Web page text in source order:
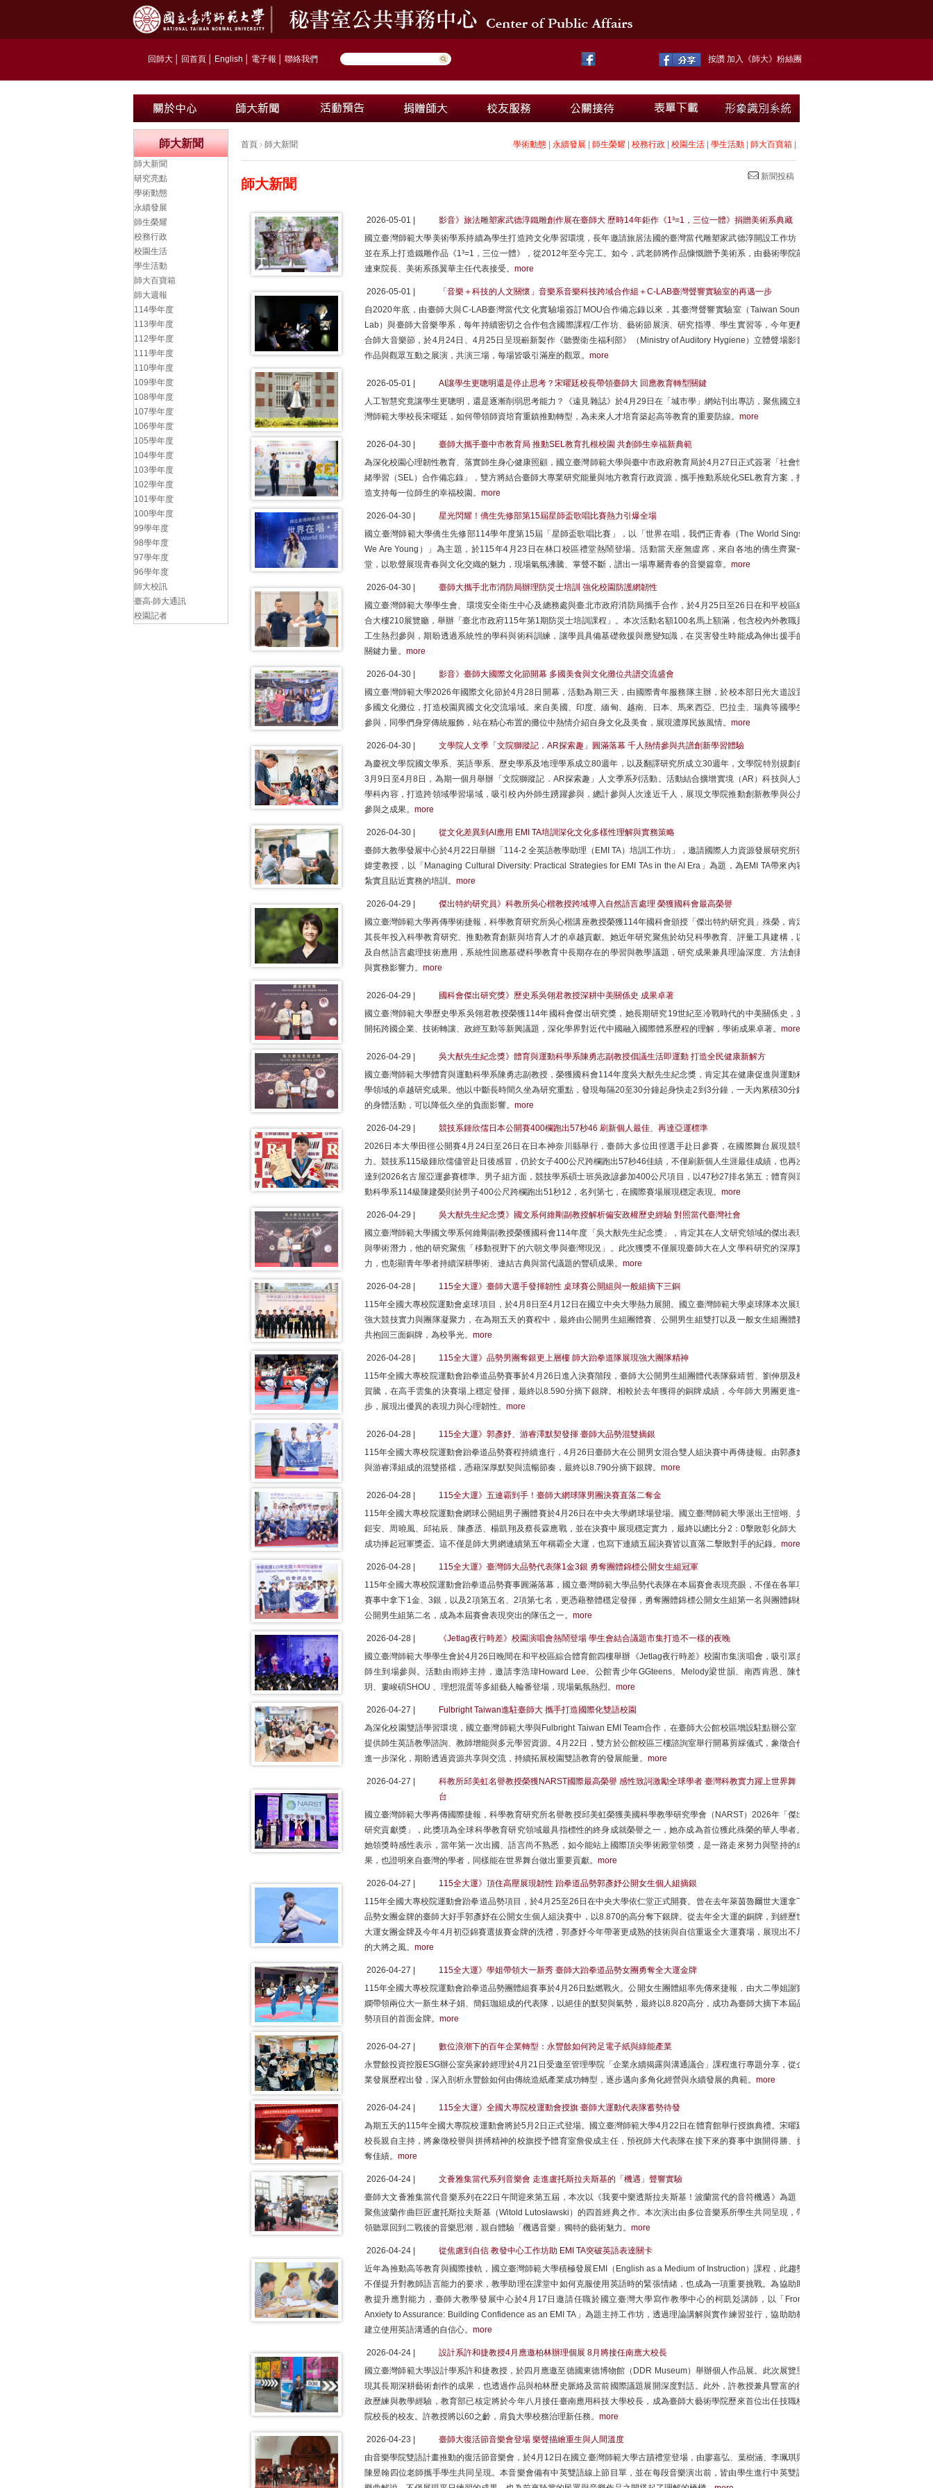
回師大 回首頁 English 電子報 聯絡我們 按讚 加入《師大》粉絲團
首頁 › 師大新聞 學術動態 永續發展 師生榮耀 校務行政 校園生活 學生活動 師大百寶箱
新聞投稿
師大新聞
2026-05-01 |
影音》旅法雕塑家武德淳鐵雕創作展在臺師大 歷時14年鉅作《1³=1，三位一體》捐贈美術系典藏
國立臺灣師範大學美術學系持續為學生打造跨文化學習環境，長年邀請旅居法國的臺灣當代雕塑家武德淳開設工作坊，
並在系上打造鐵雕作品《1³=1，三位一體》，從2012年至今完工。如今，武老師將作品慷慨贈予美術系，由藝術學院莊
連東院長、美術系孫翼華主任代表接受。 more
2026-05-01 |
「音樂＋科技的人文關懷」音樂系音樂科技跨域合作組＋C-LAB臺灣聲響實驗室的再邁一步
自2020年底，由臺師大與C-LAB臺灣當代文化實驗場簽訂MOU合作備忘錄以來，其臺灣聲響實驗室（Taiwan Sound
Lab）與臺師大音樂學系，每年持續密切之合作包含國際課程/工作坊、藝術節展演、研究指導、學生實習等，今年更配
合師大音樂節，於4月24日、4月25日呈現嶄新製作《聽覺衛生福利部》（Ministry of Auditory Hygiene）立體聲場影音
作品與觀眾互動之展演，共演三場，每場皆吸引滿座的觀眾。 more
2026-05-01 |
AI讓學生更聰明還是停止思考？宋曜廷校長帶領臺師大 回應教育轉型關鍵
人工智慧究竟讓學生更聰明，還是逐漸削弱思考能力？《遠見雜誌》於4月29日在「城市學」網站刊出專訪，聚焦國立臺
灣師範大學校長宋曜廷，如何帶領師資培育重鎮推動轉型，為未來人才培育築起高等教育的重要防線。 more
2026-04-30 |
臺師大攜手臺中市教育局 推動SEL教育扎根校園 共創師生幸福新典範
為深化校園心理韌性教育、落實師生身心健康照顧，國立臺灣師範大學與臺中市政府教育局於4月27日正式簽署「社會情
緒學習（SEL）合作備忘錄」，雙方將結合臺師大專業研究能量與地方教育行政資源，攜手推動系統化SEL教育方案，打
造支持每一位師生的幸福校園。 more
2026-04-30 |
星光閃耀！僑生先修部第15屆星師盃歌唱比賽熱力引爆全場
國立臺灣師範大學僑生先修部114學年度第15屆「星師盃歌唱比賽」，以「世界在唱，我們正青春（The World Sings,
We Are Young）」為主題，於115年4月23日在林口校區禮堂熱鬧登場。活動當天座無虛席，來自各地的僑生齊聚一
堂，以歌聲展現青春與文化交織的魅力，現場氣氛沸騰、掌聲不斷，譜出一場專屬青春的音樂篇章。 more
2026-04-30 |
臺師大攜手北市消防局辦理防災士培訓 強化校園防護網韌性
國立臺灣師範大學學生會、環境安全衛生中心及總務處與臺北市政府消防局攜手合作，於4月25日至26日在和平校區綜
合大樓210展覽廳，舉辦「臺北市政府115年第1期防災士培訓課程」。本次活動名額100名馬上額滿，包含校內外教職員
工生熱烈參與，期盼透過系統性的學科與術科訓練，讓學員具備基礎救援與應變知識，在災害發生時能成為伸出援手的
關鍵力量。 more
2026-04-30 |
影音》臺師大國際文化節開幕 多國美食與文化攤位共譜交流盛會
國立臺灣師範大學2026年國際文化節於4月28日開幕，活動為期三天，由國際青年服務隊主辦，於校本部日光大道設置
多國文化攤位，打造校園異國文化交流場域。來自美國、印度、緬甸、越南、日本、馬來西亞、巴拉圭、瑞典等國學生
參與，同學們身穿傳統服飾，站在精心布置的攤位中熱情介紹自身文化及美食，展現濃厚民族風情。 more
2026-04-30 |
文學院人文季「文院獅蹤記．AR探索趣」圓滿落幕 千人熱情參與共譜創新學習體驗
為慶祝文學院國文學系、英語學系、歷史學系及地理學系成立80週年，以及翻譯研究所成立30週年，文學院特別規劃自
3月9日至4月8日，為期一個月舉辦「文院獅蹤記．AR探索趣」人文季系列活動。活動結合擴增實境（AR）科技與人文
學科內容，打造跨領域學習場域，吸引校內外師生踴躍參與，總計參與人次達近千人，展現文學院推動創新教學與公共
參與之成果。 more
2026-04-30 |
從文化差異到AI應用 EMI TA培訓深化文化多樣性理解與實務策略
臺師大教學發展中心於4月22日舉辦「114-2 全英語教學助理（EMI TA）培訓工作坊」，邀請國際人力資源發展研究所張
媁雯教授，以「Managing Cultural Diversity: Practical Strategies for EMI TAs in the AI Era」為題，為EMI TA帶來內容
紮實且貼近實務的培訓。 more
2026-04-29 |
傑出特約研究員》科教所吳心楷教授跨域導入自然語言處理 榮獲國科會最高榮譽
國立臺灣師範大學再傳學術捷報，科學教育研究所吳心楷講座教授榮獲114年國科會頒授「傑出特約研究員」殊榮，肯定
其長年投入科學教育研究、推動教育創新與培育人才的卓越貢獻。她近年研究聚焦於幼兒科學教育、評量工具建構，以
及自然語言處理技術應用，系統性回應基礎科學教育中長期存在的學習與教學議題，研究成果兼具理論深度、方法創新
與實務影響力。 more
2026-04-29 |
國科會傑出研究獎》歷史系吳翎君教授深耕中美關係史 成果卓著
國立臺灣師範大學歷史學系吳翎君教授榮獲114年國科會傑出研究獎，她長期研究19世紀至冷戰時代的中美關係史，並
開拓跨國企業、技術轉讓、政經互動等新興議題，深化學界對近代中國融入國際體系歷程的理解，學術成果卓著。 more
2026-04-29 |
吳大猷先生紀念獎》體育與運動科學系陳勇志副教授倡議生活即運動 打造全民健康新解方
國立臺灣師範大學體育與運動科學系陳勇志副教授，榮獲國科會114年度吳大猷先生紀念獎，肯定其在健康促進與運動科
學領域的卓越研究成果。他以中斷長時間久坐為研究重點，發現每隔20至30分鐘起身快走2到3分鐘，一天內累積30分鐘
的身體活動，可以降低久坐的負面影響。 more
2026-04-29 |
競技系鍾欣儒日本公開賽400欄跑出57秒46 刷新個人最佳、再達亞運標準
2026日本大學田徑公開賽4月24日至26日在日本神奈川縣舉行，臺師大多位田徑選手赴日參賽，在國際舞台展現競爭
力。競技系115級鍾欣儒儘管赴日後感冒，仍於女子400公尺跨欄跑出57秒46佳績，不僅刷新個人生涯最佳成績，也再次
達到2026名古屋亞運參賽標準。男子組方面，競技學系碩士班吳政諺參加400公尺項目，以47秒27排名第五；體育與運
動科學系114級陳建榮則於男子400公尺跨欄跑出51秒12，名列第七，在國際賽場展現穩定表現。 more
2026-04-29 |
吳大猷先生紀念獎》國文系何維剛副教授解析偏安政權歷史經驗 對照當代臺灣社會
國立臺灣師範大學國文學系何維剛副教授榮獲國科會114年度「吳大猷先生紀念獎」，肯定其在人文研究領域的傑出表現
與學術潛力，他的研究聚焦「移動視野下的六朝文學與臺灣現況」。此次獲獎不僅展現臺師大在人文學科研究的深厚實
力，也彰顯青年學者持續深耕學術、連結古典與當代議題的豐碩成果。 more
2026-04-28 |
115全大運》臺師大選手發揮韌性 桌球賽公開組與一般組摘下三銅
115年全國大專校院運動會桌球項目，於4月8日至4月12日在國立中央大學熱力展開。國立臺灣師範大學桌球隊本次展現
強大競技實力與團隊凝聚力，在為期五天的賽程中，最終由公開男生組團體賽、公開男生組雙打以及一般女生組團體賽
共抱回三面銅牌，為校爭光。 more
2026-04-28 |
115全大運》品勢男團奪銀更上層樓 師大跆拳道隊展現強大團隊精神
115年全國大專校院運動會跆拳道品勢賽事於4月26日進入決賽階段，臺師大公開男生組團體代表隊蘇靖哲、劉伸朋及柳
賀騰，在高手雲集的決賽場上穩定發揮，最終以8.590分摘下銀牌。相較於去年獲得的銅牌成績，今年師大男團更進一
步，展現出優異的表現力與心理韌性。 more
2026-04-28 |
115全大運》郭彥妤、游睿澤默契發揮 臺師大品勢混雙摘銀
115年全國大專校院運動會跆拳道品勢賽程持續進行，4月26日臺師大在公開男女混合雙人組決賽中再傳捷報。由郭彥妤
與游睿澤組成的混雙搭檔，憑藉深厚默契與流暢節奏，最終以8.790分摘下銀牌。 more
2026-04-28 |
115全大運》五連霸到手！臺師大網球隊男團決賽直落二奪金
115年全國大專校院運動會網球公開組男子團體賽於4月26日在中央大學網球場登場。國立臺灣師範大學派出王愷翊、吳
鎧安、周曉風、邱祐辰、陳彥丞、楊凱翔及蔡長霖應戰，並在決賽中展現穩定實力，最終以總比分2：0擊敗彰化師大，
成功捧起冠軍獎盃。這不僅是師大男網連續第五年稱霸全大運，也寫下連續五屆決賽皆以直落二擊敗對手的紀錄。 more
2026-04-28 |
115全大運》臺灣師大品勢代表隊1金3銀 勇奪團體錦標公開女生組冠軍
115年全國大專校院運動會跆拳道品勢賽事圓滿落幕，國立臺灣師範大學品勢代表隊在本屆賽會表現亮眼，不僅在各單項
賽事中拿下1金、3銀，以及2項第五名、2項第七名，更憑藉整體穩定發揮，勇奪團體錦標公開女生組第一名與團體錦標
公開男生組第二名，成為本屆賽會表現突出的隊伍之一。 more
2026-04-28 |
《Jetlag夜行時差》校園演唱會熱鬧登場 學生會結合議題市集打造不一樣的夜晚
國立臺灣師範大學學生會於4月26日晚間在和平校區綜合體育館四樓舉辦《Jetlag夜行時差》校園市集演唱會，吸引眾多
師生到場參與。活動由雨婷主持，邀請李浩瑋Howard Lee、公館青少年GGteens、Melody梁世韻、南西肯恩、陳忻
玥、婁峻碩SHOU 、理想混蛋等多組藝人輪番登場，現場氣氛熱烈。 more
2026-04-27 |
Fulbright Taiwan進駐臺師大 攜手打造國際化雙語校園
為深化校園雙語學習環境，國立臺灣師範大學與Fulbright Taiwan EMI Team合作，在臺師大公館校區增設駐點辦公室，
提供師生英語教學諮詢、教師增能與多元學習資源。4月22日，雙方於公館校區三樓諮詢室舉行開幕剪綵儀式，象徵合作
進一步深化，期盼透過資源共享與交流，持續拓展校園雙語教育的發展能量。 more
2026-04-27 |
科教所邱美虹名譽教授榮獲NARST國際最高榮譽 感性致詞激勵全球學者 臺灣科教實力躍上世界舞
台
國立臺灣師範大學再傳國際捷報，科學教育研究所名譽教授邱美虹榮獲美國科學教學研究學會（NARST）2026年「傑出
研究貢獻獎」，此獎項為全球科學教育研究領域最具指標性的終身成就榮譽之一，她亦成為首位獲此殊榮的華人學者。
她領獎時感性表示，當年第一次出國、語言尚不熟悉，如今能站上國際頂尖學術殿堂領獎，是一路走來努力與堅持的成
果，也證明來自臺灣的學者，同樣能在世界舞台做出重要貢獻。 more
2026-04-27 |
115全大運》頂住高壓展現韌性 跆拳道品勢郭彥妤公開女生個人組摘銀
115年全國大專校院運動會跆拳道品勢項目，於4月25至26日在中央大學依仁堂正式開賽。曾在去年萊茵魯爾世大運拿下
品勢女團金牌的臺師大好手郭彥妤在公開女生個人組決賽中，以8.870的高分奪下銀牌。從去年全大運的銅牌，到經歷世
大運女團金牌及今年4月初亞錦賽選拔賽金牌的洗禮，郭彥妤今年帶著更成熟的技術與自信重返全大運賽場，展現出不凡
的大將之風。 more
2026-04-27 |
115全大運》學姐帶領大一新秀 臺師大跆拳道品勢女團勇奪全大運金牌
115年全國大專校院運動會跆拳道品勢團體組賽事於4月26日點燃戰火。公開女生團體組率先傳來捷報，由大二學姐謝寶
嫻帶領兩位大一新生林子娟、簡鈺珈組成的代表隊，以絕佳的默契與氣勢，最終以8.820高分，成功為臺師大摘下本屆品
勢項目的首面金牌。 more
2026-04-27 |
數位浪潮下的百年企業轉型：永豐餘如何跨足電子紙與綠能產業
永豐餘投資控股ESG辦公室吳家鈴經理於4月21日受邀至管理學院「企業永續揭露與溝通議合」課程進行專題分享，從企
業發展歷程出發，深入剖析永豐餘如何由傳統造紙產業成功轉型，逐步邁向多角化經營與永續發展的典範。 more
2026-04-24 |
115全大運》全國大專院校運動會授旗 臺師大運動代表隊蓄勢待發
為期五天的115年全國大專院校運動會將於5月2日正式登場。國立臺灣師範大學4月22日在體育館舉行授旗典禮。宋曜廷
校長親自主持，將象徵校譽與拼搏精神的校旗授予體育室詹俊成主任，預祝師大代表隊在接下來的賽事中旗開得勝、勇
奪佳績。 more
2026-04-24 |
文薈雅集當代系列音樂會 走進盧托斯拉夫斯基的「機遇」聲響實驗
臺師大文薈雅集當代音樂系列在22日午間迎來第五屆，本次以《我要中樂透斯拉夫斯基！波蘭當代的音符機遇》為題，
聚焦波蘭作曲巨匠盧托斯拉夫斯基（Witold Lutosławski）的四首經典之作。本次演出由多位音樂系所學生共同呈現，帶
領聽眾回到二戰後的音樂思潮，親自體驗「機遇音樂」獨特的藝術魅力。 more
2026-04-24 |
從焦慮到自信 教發中心工作坊助 EMI TA突破英語表達關卡
近年為推動高等教育與國際接軌，國立臺灣師範大學積極發展EMI（English as a Medium of Instruction）課程，此趨勢
不僅提升對教師語言能力的要求，教學助理在課堂中如何克服使用英語時的緊張情緒，也成為一項重要挑戰。為協助助
教提升應對能力，臺師大教學發展中心於4月17日邀請任職於國立臺灣大學寫作教學中心的柯凱彣講師，以「From
Anxiety to Assurance: Building Confidence as an EMI TA」為題主持工作坊，透過理論講解與實作練習並行，協助助教
建立使用英語溝通的自信心。 more
2026-04-24 |
設計系許和捷教授4月應邀柏林辦理個展 8月將接任南應大校長
國立臺灣師範大學設計學系許和捷教授，於四月應邀至德國東德博物館（DDR Museum）舉辦個人作品展。此次展覽呈
現其長期深耕藝術創作的成果，也透過作品與柏林歷史脈絡及當前國際議題展開深度對話。此外，許教授兼具豐富的行
政歷練與教學經驗，教育部已核定將於今年八月接任臺南應用科技大學校長，成為臺師大藝術學院歷來首位出任技職校
院校長的校友。許教授將以60之齡，肩負大學校務治理新任務。 more
2026-04-23 |
臺師大復活節音樂會登場 樂聲描繪重生與人間溫度
由音樂學院雙語計畫推動的復活節音樂會，於4月12日在國立臺灣師範大學古蹟禮堂登場，由廖嘉弘、葉樹涵、李珮琪與
陳昱翰四位老師攜手學生共同呈現。本音樂會備有中英雙語線上節目單，並在每段音樂演出前，皆由學生進行中英雙語
師大新聞
師大新聞
研究亮點
學術動態
永續發展
師生榮耀
校務行政
校園生活
學生活動
師大百寶箱
師大週報
114學年度
113學年度
112學年度
111學年度
110學年度
109學年度
108學年度
107學年度
106學年度
105學年度
104學年度
103學年度
102學年度
101學年度
100學年度
99學年度
98學年度
97學年度
96學年度
師大校訊
臺高‧師大通訊
校園記者